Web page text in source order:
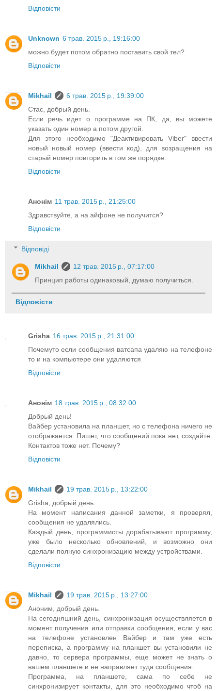
Відповісти
Unknown 6 трав. 2015 р., 19:16:00
можно будет потом обратно поставить свой тел?
Відповісти
Mikhail
6 трав. 2015 р., 19:39:00
Стас, добрый день.
Если речь идет о программе на ПК, да, вы можете
указать один номер а потом другой.
Для этого необходимо "Деактивировать Viber" ввести
новый новый номер (ввести код), для возращения на
старый номер повторить в том же порядке.
Відповісти
Анонім 11 трав. 2015 р., 21:25:00
Здравствуйте, а на айфоне не получится?
Відповісти
Відповіді
Mikhail
12 трав. 2015 р., 07:17:00
Принцип работы одинаковый, думаю получиться.
Відповісти
Grisha 16 трав. 2015 р., 21:31:00
Почемуто если сообщения ватсапа удаляю на телефоне
то и на компьютере они удаляются
Відповісти
Анонім 18 трав. 2015 р., 08:32:00
Добрый день!
Вайбер установила на планшет, но с телефона ничего не
отображается. Пишет, что сообщений пока нет, создайте.
Контактов тоже нет. Почему?
Відповісти
Mikhail
19 трав. 2015 р., 13:22:00
Grisha, добрый день.
На момент написания данной заметки, я проверял,
сообщения не удалялись.
Каждый день, программисты дорабатывают программу,
уже было несколько обновлений, и возможно они
сделали полную синхронизацию между устройствами.
Відповісти
Mikhail
19 трав. 2015 р., 13:27:00
Аноним, добрый день.
На сегодняшний день, синхронизация осуществляется в
момент получения или отправки сообщения, если у вас
на телефоне установлен Вайбер и там уже есть
переписка, а программу на планшет вы установили не
давно, то сервера программы, еще может не знать о
вашем планшете и не направляет туда сообщения.
Программа, на планшете, сама по себе не
синхронизирует контакты, для это необходимо чтоб на